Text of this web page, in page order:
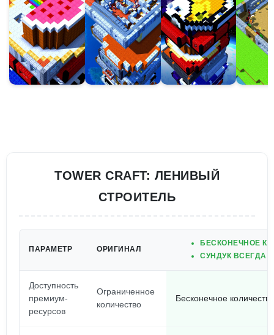
TOWER CRAFT: ЛЕНИВЫЙ
СТРОИТЕЛЬ
ПАРАМЕТР ОРИГИНАЛ
БЕСКОНЕЧНОЕ
СУНДУК ВСЕГДА
Доступность
премиум-
ресурсов
Ограниченное
количество
Бесконечное количество